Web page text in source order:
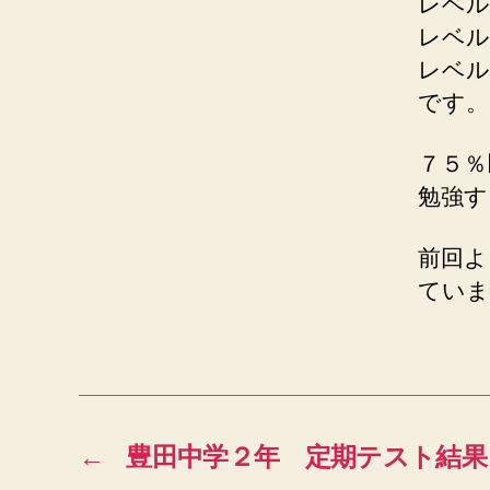
レベ
レベ
です。
７５
勉強
前回
てい
← 豊田中学２年 定期テスト結果